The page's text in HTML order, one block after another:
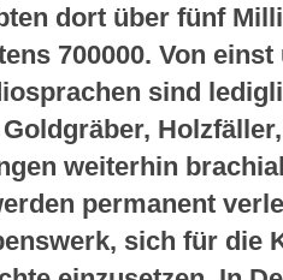
dort über fünf
700000. Von
sind
weiterhin
permanent
sich für die